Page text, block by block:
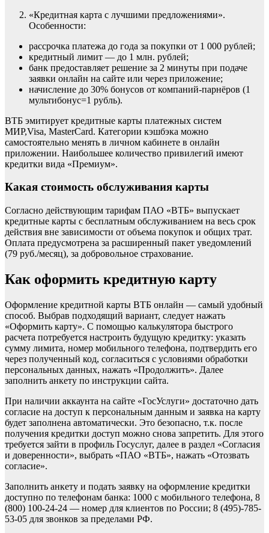
«Кредитная карта с лучшими предложениями».
Особенности:
рассрочка платежа до года за покупки от 1 000 рублей;
кредитный лимит — до 1 млн. рублей;
банк предоставляет решение за 2 минуты при подаче
заявки онлайн на сайте или через приложение;
начисление до 30% бонусов от компаний-парнёров (1
мультибонус=1 рубль).
ВТБ эмитирует кредитные карты платежных систем
МИР,Visa, MasterCard. Категории кэшбэка можно
самостоятельно менять в личном кабинете в онлайн
приложении. Наибольшее количество привилегий имеют
кредитки вида «Премиум».
Какая стоимость обслуживания карты
Согласно действующим тарифам ПАО «ВТБ» выпускает
кредитные карты с бесплатным обслуживанием на весь срок
действия вне зависимости от объема покупок и общих трат.
Оплата предусмотрена за расширенный пакет уведомлений
(79 руб./месяц), за добровольное страхование.
Как оформить кредитную карту
Оформление кредитной карты ВТБ онлайн — самый удобный
способ. Выбрав подходящий вариант, следует нажать
«Оформить карту». С помощью калькулятора быстрого
расчета потребуется настроить будущую кредитку: указать
сумму лимита, номер мобильного телефона, подтвердить его
через полученный код, согласиться с условиями обработки
персональных данных, нажать «Продолжить». Далее
заполнить анкету по инструкции сайта.
При наличии аккаунта на сайте «ГосУслуги» достаточно дать
согласие на доступ к персональным данным и заявка на карту
будет заполнена автоматически. Это безопасно, т.к. после
получения кредитки доступ можно снова запретить. Для этого
требуется зайти в профиль Госуслуг, далее в раздел «Согласия
и доверенности», выбрать «ПАО «ВТБ», нажать «Отозвать
согласие».
Заполнить анкету и подать заявку на оформление кредитки
доступно по телефонам банка: 1000 с мобильного телефона, 8
(800) 100-24-24 — номер для клиентов по России; 8 (495)-785-
53-05 для звонков за пределами РФ.